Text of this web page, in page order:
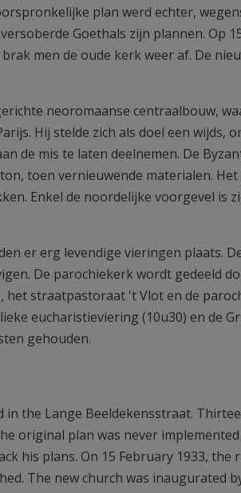
plan werd echter,
Goethals zijn plannen. Op
men de oude kerk weer af. De
neoromaanse centraalbouw,
Hij stelde zich als doel een wijds,
de mis te laten deelnemen. De
toen vernieuwende materialen.
Enkel de noordelijke voorgevel is
er erg levendige vieringen plaats.
De parochiekerk wordt gedeeld
straatpastoraat 't Vlot en de
eucharistieviering (10u30) en de
gehouden.
the Lange Beeldekensstraat.
original plan was never
his plans. On 15 February 1933,
The new church was inaugurated